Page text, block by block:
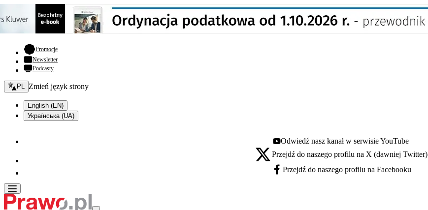
Promocje- otwiera się w nowej karcie
Newsletter
Podcasty
Zmień język - bieżący:
PL Zmień język strony
English (EN)
Українська (UA)
Youtube - otwiera się w nowej karcie
Odwiedź nasz kanał w serwisie YouTube
X - otwiera się w nowej karcie
Przejdź do naszego profilu na X (dawniej Twitter)
Facebook - otwiera się w nowej karcie
Przejdź do naszego profilu na Facebooku